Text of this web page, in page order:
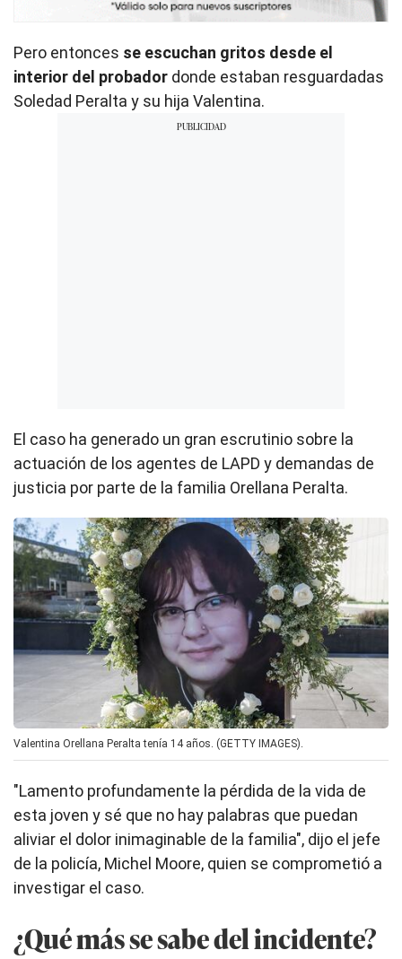
Pero entonces se escuchan gritos desde el
interior del probador donde estaban resguardadas
Soledad Peralta y su hija Valentina.
El caso ha generado un gran escrutinio sobre la
actuación de los agentes de LAPD y demandas de
justicia por parte de la familia Orellana Peralta.
Valentina Orellana Peralta tenía 14 años. (GETTY IMAGES).
"Lamento profundamente la pérdida de la vida de
esta joven y sé que no hay palabras que puedan
aliviar el dolor inimaginable de la familia", dijo el jefe
de la policía, Michel Moore, quien se comprometió a
investigar el caso.
¿Qué más se sabe del incidente?